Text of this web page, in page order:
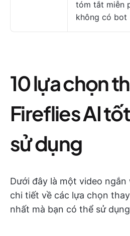
tóm tắt miễn
không có bot
10 lựa chọn
Fireflies AI
sử dụng
Dưới đây là một video
chi tiết về các lựa chọn
nhất mà bạn có thể sử